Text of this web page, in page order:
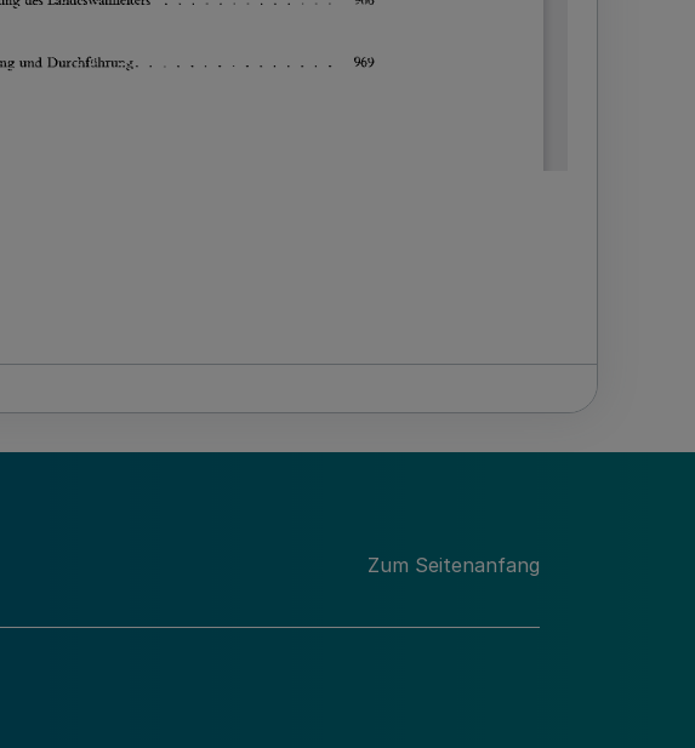
Zum Seitenanfang